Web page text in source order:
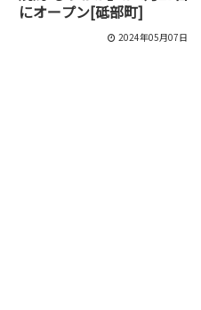
にオープン[砥部町]
2024年05月07日